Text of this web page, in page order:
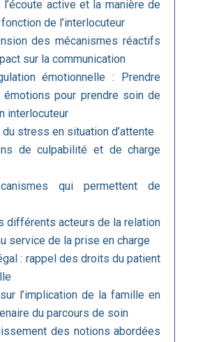
active et la manière de
fonction de l’interlocuteur
des mécanismes réactifs
sur la communication
émotionnelle : Prendre
pour prendre soin de
interlocuteur
stress en situation d’attente
de culpabilité et de charge
qui permettent de
différents acteurs de la relation
service de la prise en charge
: rappel des droits du patient
l’implication de la famille en
du parcours de soin
des notions abordées